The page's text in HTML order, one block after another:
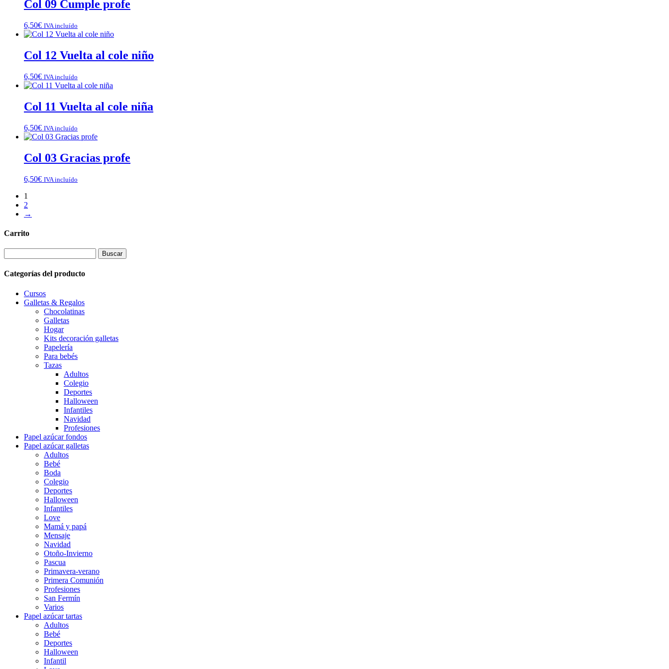
Col 09 Cumple profe
6,50€ IVA incluído
Col 12 Vuelta al cole niño
6,50€ IVA incluído
Col 11 Vuelta al cole niña
6,50€ IVA incluído
Col 03 Gracias profe
6,50€ IVA incluído
1
2
→
Carrito
Categorías del producto
Cursos
Galletas & Regalos
Chocolatinas
Galletas
Hogar
Kits decoración galletas
Papelería
Para bebés
Tazas
Adultos
Colegio
Deportes
Halloween
Infantiles
Navidad
Profesiones
Papel azúcar fondos
Papel azúcar galletas
Adultos
Bebé
Boda
Colegio
Deportes
Halloween
Infantiles
Love
Mamá y papá
Mensaje
Navidad
Otoño-Invierno
Pascua
Primavera-verano
Primera Comunión
Profesiones
San Fermín
Varios
Papel azúcar tartas
Adultos
Bebé
Deportes
Halloween
Infantil